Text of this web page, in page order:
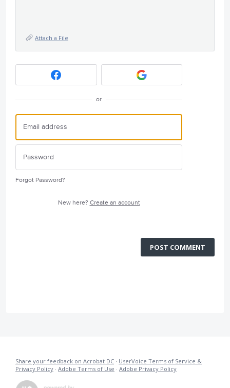
Attach a File
or
Forgot Password?
New here? Create an account
POST COMMENT
Share your feedback on Acrobat DC · UserVoice Terms of Service &
Privacy Policy · Adobe Terms of Use · Adobe Privacy Policy